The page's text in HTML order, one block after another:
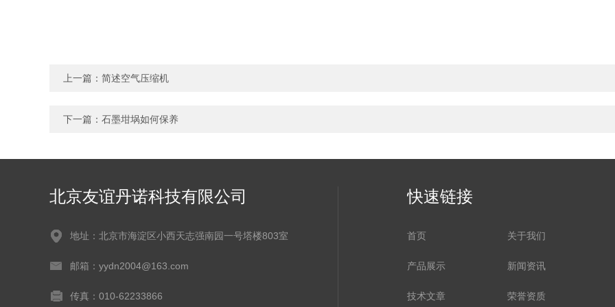
上一篇： 简述空气压缩机
下一篇： 石墨坩埚如何保养
北京友谊丹诺科技有限公司
地址：北京市海淀区小西天志强南园一号塔楼803室
邮箱：yydn2004@163.com
传真：010-62233866
快速链接
首页 关于我们
产品展示 新闻资讯
技术文章 荣誉资质